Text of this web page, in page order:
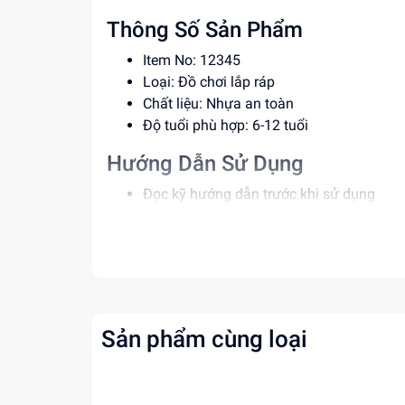
Thông Số Sản Phẩm
Item No: 12345
Loại: Đồ chơi lắp ráp
Chất liệu: Nhựa an toàn
Độ tuổi phù hợp: 6-12 tuổi
Hướng Dẫn Sử Dụng
Đọc kỹ hướng dẫn trước khi sử dụng
Lắp ráp theo đúng trình tự để đảm bảo
Tăng cường khả năng giải quyết vấn đề
Rèn luyện kỹ năng phối hợp tay mắt
Sản phẩm cùng loại